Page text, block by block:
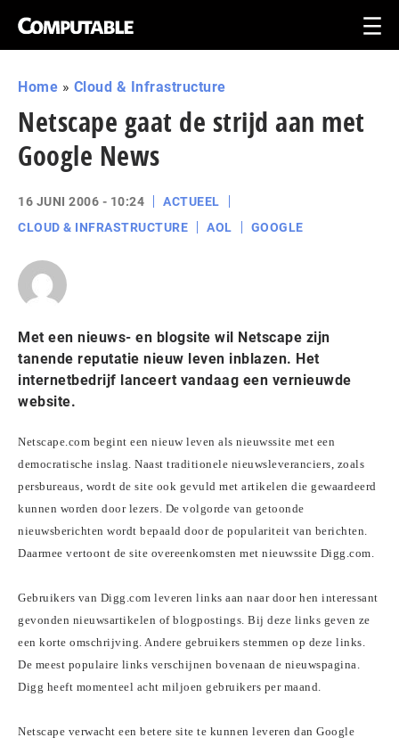
Home » Cloud & Infrastructure
Netscape gaat de strijd aan met
Google News
16 JUNI 2006 - 10:24
ACTUEEL
CLOUD & INFRASTRUCTURE
AOL GOOGLE
Met een nieuws- en blogsite wil Netscape zijn
tanende reputatie nieuw leven inblazen. Het
internetbedrijf lanceert vandaag een vernieuwde
website.
Netscape.com begint een nieuw leven als nieuwssite met een
democratische inslag. Naast traditionele nieuwsleveranciers, zoals
persbureaus, wordt de site ook gevuld met artikelen die gewaardeerd
kunnen worden door lezers. De volgorde van getoonde
nieuwsberichten wordt bepaald door de populariteit van berichten.
Daarmee vertoont de site overeenkomsten met nieuwssite Digg.com.
Gebruikers van Digg.com leveren links aan naar door hen interessant
gevonden nieuwsartikelen of blogpostings. Bij deze links geven ze
een korte omschrijving. Andere gebruikers stemmen op deze links.
De meest populaire links verschijnen bovenaan de nieuwspagina.
Digg heeft momenteel acht miljoen gebruikers per maand.
Netscape verwacht een betere site te kunnen leveren dan Google